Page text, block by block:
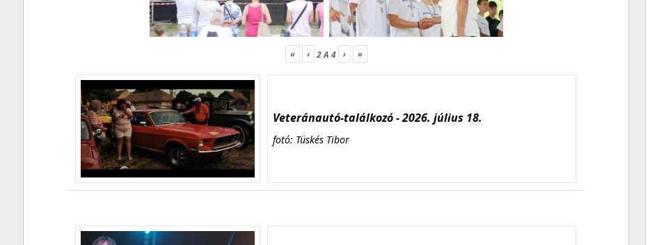
« ‹ 2A 4 › »
Veteránautó-találkozó - 2026. július 18.
fotó: Tüskés Tibor